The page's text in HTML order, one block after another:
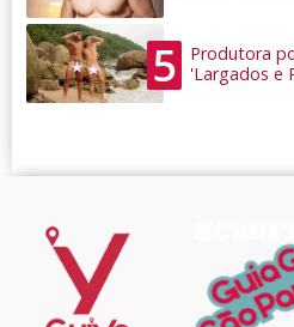
5
Produtora
'Largados e